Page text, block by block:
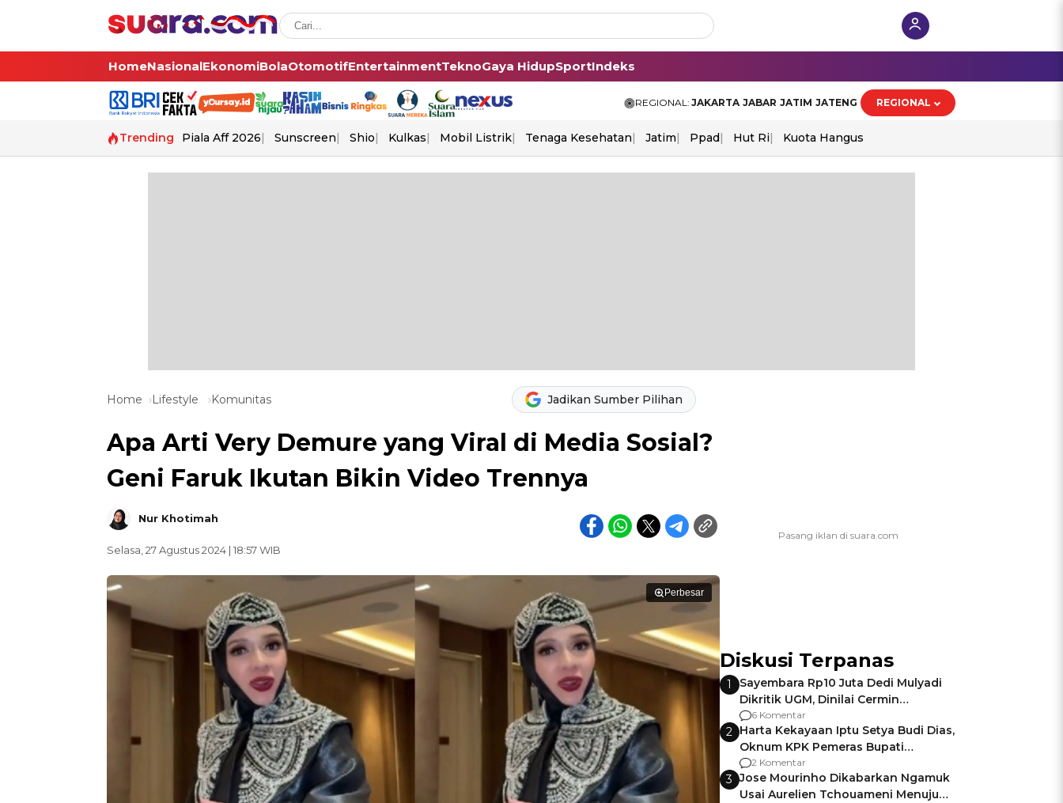
HomeNasionalEkonomiBolaOtomotifEntertainmentTeknoGaya HidupSportIndeks
REGIONAL: JAKARTA JABAR JATIM JATENG REGIONAL
Trending Piala Aff 2026 Sunscreen Shio Kulkas Mobil Listrik Tenaga Kesehatan Jatim Ppad Hut Ri Kuota Hangus
Home Lifestyle Komunitas Jadikan Sumber Pilihan
Apa Arti Very Demure yang Viral di Media Sosial?
Geni Faruk Ikutan Bikin Video Trennya
Nur Khotimah
Selasa, 27 Agustus 2024 | 18:57 WIB
Perbesar
Diskusi Terpanas
1
Sayembara Rp10 Juta Dedi Mulyadi
Dikritik UGM, Dinilai Cermin
Gagalnya Negara Jamin Keamanan
6 Komentar
2 Harta Kekayaan Iptu Setya Budi Dias,
Oknum KPK Pemeras Bupati
Pemalang
2 Komentar
3 Jose Mourinho Dikabarkan Ngamuk
Usai Aurelien Tchouameni Menuju